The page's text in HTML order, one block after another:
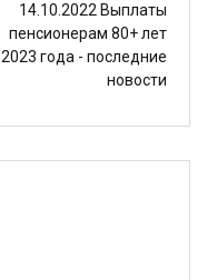
14.10.2022 Выплаты
пенсионерам 80+ лет
2023 года - последние
новости